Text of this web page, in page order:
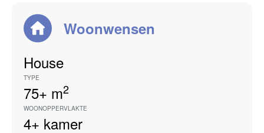
Woonwensen
House
TYPE
75+ m2
WOONOPPERVLAKTE
4+ kamer